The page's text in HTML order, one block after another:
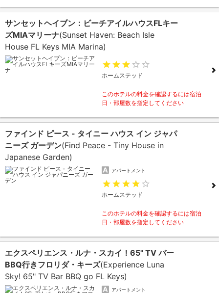
サンセットヘイブン：ビーチアイルハウスFLキー
ズMIAマリーナ(Sunset Haven: Beach Isle
House FL Keys MIA Marina)
ホームステッド
このホテルの料金を確認するには宿泊
日・部屋数を指定してください
ファインド ピース - タイニー ハウス イン ジャパ
ニーズ ガーデン(Find Peace - Tiny House in
Japanese Garden)
アパートメント
ホームステッド
このホテルの料金を確認するには宿泊
日・部屋数を指定してください
エクスペリエンス・ルナ・スカイ！65" TV バー
BBQ行きフロリダ・キーズ(Experience Luna
Sky! 65" TV Bar BBQ go FL Keys)
アパートメント